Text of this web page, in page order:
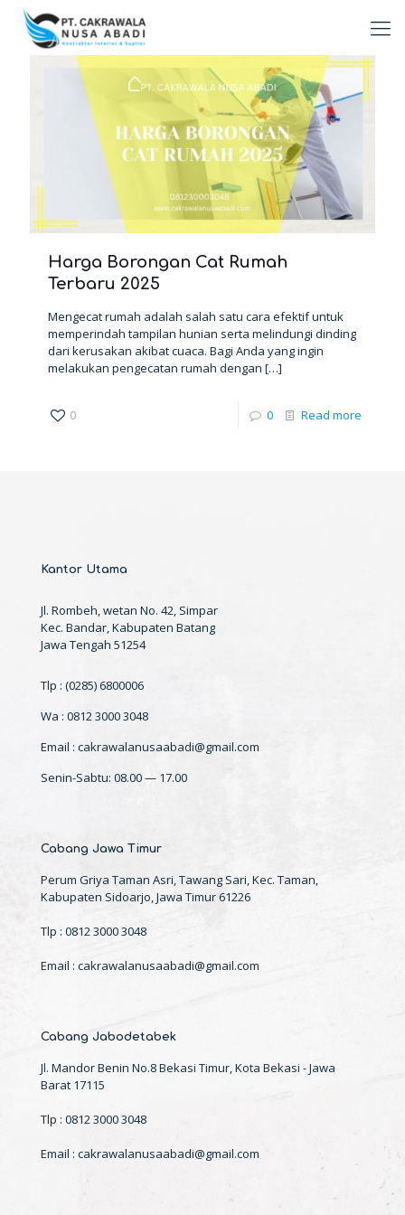
Harga Borongan Cat Rumah
Terbaru 2025
Mengecat rumah adalah salah satu cara efektif untuk
memperindah tampilan hunian serta melindungi dinding
dari kerusakan akibat cuaca. Bagi Anda yang ingin
melakukan pengecatan rumah dengan […]
0 0 Read more
Kantor Utama
Jl. Rombeh, wetan No. 42, Simpar
Kec. Bandar, Kabupaten Batang
Jawa Tengah 51254
Tlp : (0285) 6800006
Wa : 0812 3000 3048
Email : cakrawalanusaabadi@gmail.com
Senin-Sabtu: 08.00 — 17.00
Cabang Jawa Timur
Perum Griya Taman Asri, Tawang Sari, Kec. Taman,
Kabupaten Sidoarjo, Jawa Timur 61226
Tlp : 0812 3000 3048
Email : cakrawalanusaabadi@gmail.com
Cabang Jabodetabek
Jl. Mandor Benin No.8 Bekasi Timur, Kota Bekasi - Jawa
Barat 17115
Tlp : 0812 3000 3048
Email : cakrawalanusaabadi@gmail.com